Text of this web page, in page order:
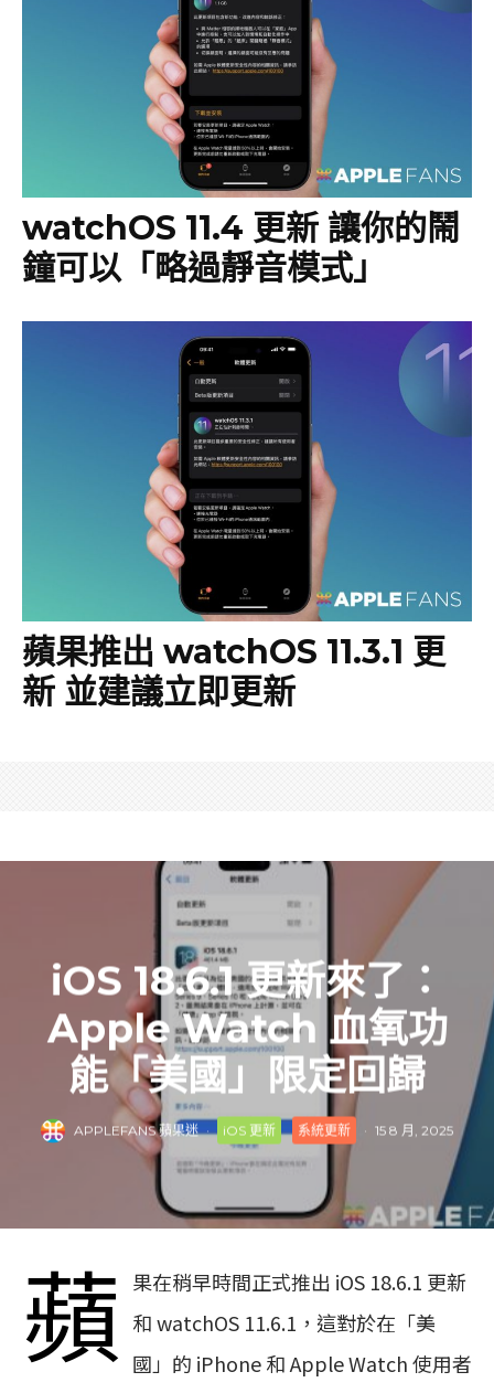
watchOS 11.4 更新 讓你的鬧
鐘可以「略過靜音模式」
蘋果推出 watchOS 11.3.1 更
新 並建議立即更新
iOS 18.6.1 更新來了：
Apple Watch 血氧功
能「美國」限定回歸
APPLEFANS 蘋果迷 · iOS 更新 系統更新 · 15 8 月, 2025
蘋
果在稍早時間正式推出 iOS 18.6.1 更新
和 watchOS 11.6.1，這對於在「美
國」的 iPhone 和 Apple Watch 使用者